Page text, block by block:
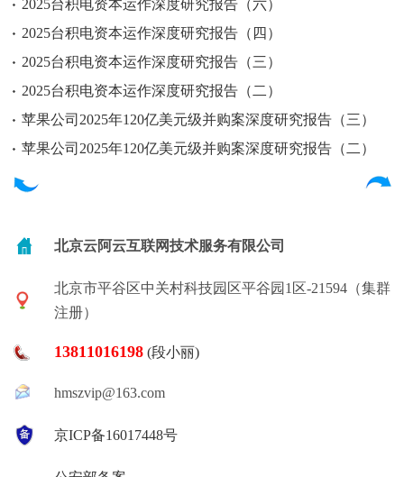
2025台积电资本运作深度研究报告（六）
2025台积电资本运作深度研究报告（四）
2025台积电资本运作深度研究报告（三）
2025台积电资本运作深度研究报告（二）
苹果公司2025年120亿美元级并购案深度研究报告（三）
苹果公司2025年120亿美元级并购案深度研究报告（二）
北京云阿云互联网技术服务有限公司
北京市平谷区中关村科技园区平谷园1区-21594（集群
注册）
13811016198 (段小丽)
hmszvip@163.com
京ICP备16017448号